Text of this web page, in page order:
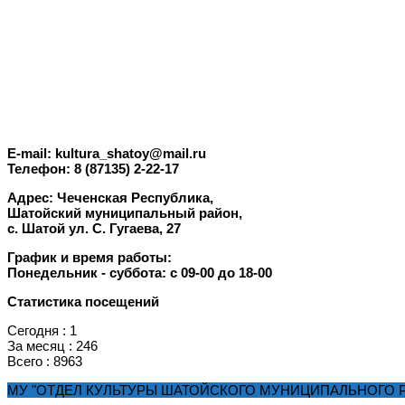
E-mail: kultura_shatoy@mail.ru
Телефон: 8 (87135) 2-22-17
Адрес: Чеченская Республика,
Шатойский муниципальный район,
с. Шатой ул. С. Гугаева, 27
График и время работы:
Понедельник - суббота: с 09-00 до 18-00
Статистика посещений
Сегодня : 1
За месяц : 246
Всего : 8963
МУ "ОТДЕЛ КУЛЬТУРЫ ШАТОЙСКОГО МУНИЦИПАЛЬНОГО